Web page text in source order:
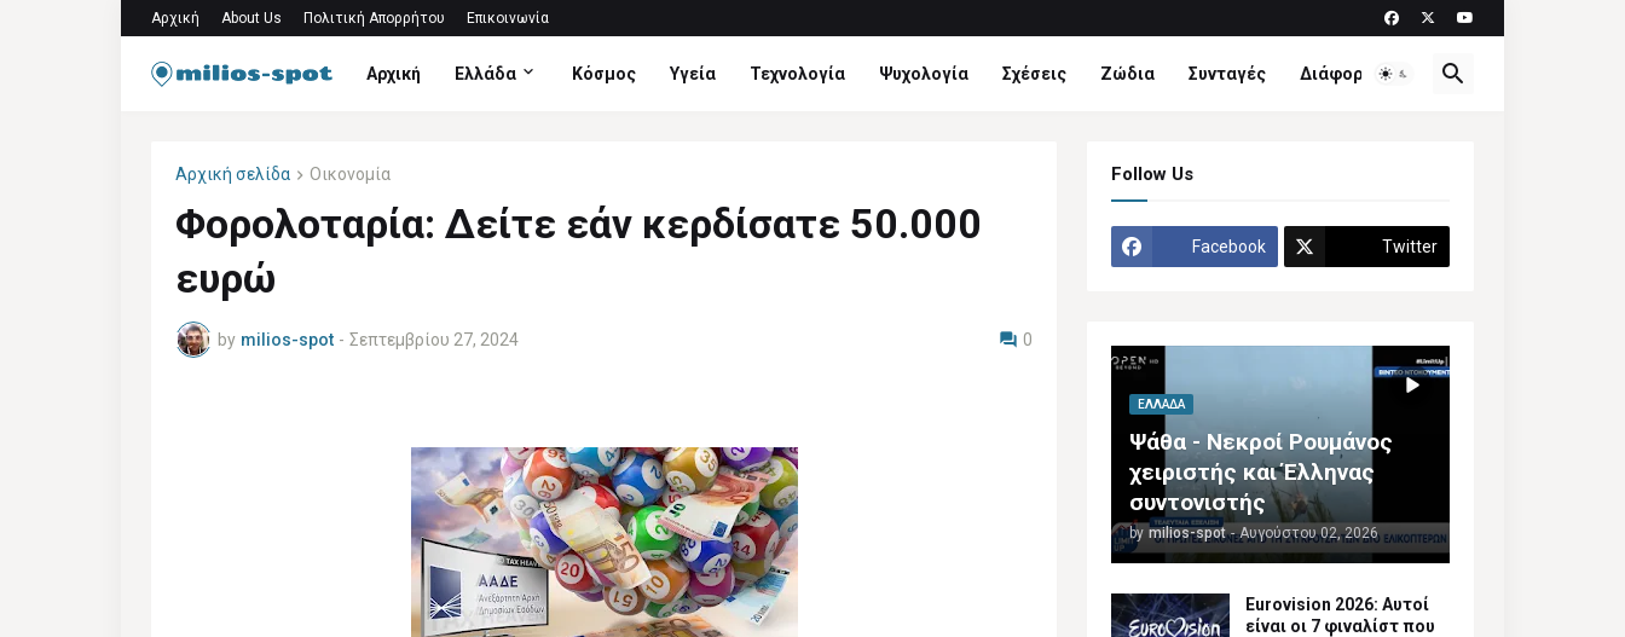
Αρχική About Us Πολιτική Απορρήτου Επικοινωνία
Αρχική Ελλάδα Κόσμος Υγεία Τεχνολογία Ψυχολογία Σχέσεις Ζώδια Συνταγές Διάφορα
Αρχική σελίδα Οικονομία
Φορολοταρία: Δείτε εάν κερδίσατε 50.000
ευρώ
by milios-spot - Σεπτεμβρίου 27, 2024 0
Follow Us
Facebook Twitter
ΕΛΛΆΔΑ
Ψάθα - Νεκροί Ρουμάνος
χειριστής και Έλληνας
συντονιστής
by milios-spot - Αυγούστου 02, 2026
Eurovision 2026: Αυτοί
είναι οι 7 φιναλίστ που